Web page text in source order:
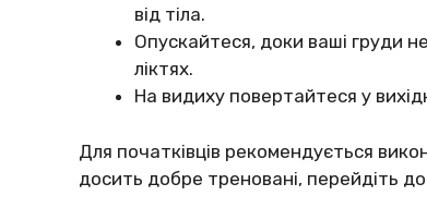
від тіла.
Опускайтеся, доки ваші груди
ліктях.
На видиху повертайтеся у
Для початківців рекомендується
досить добре треновані, перейдіть